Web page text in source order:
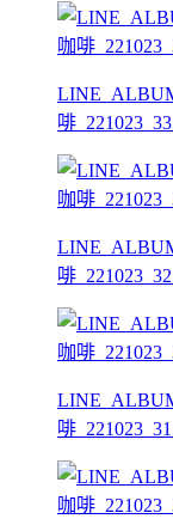
啡
啡
啡